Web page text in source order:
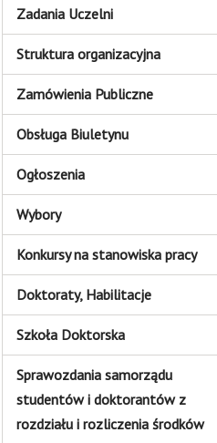
Zadania Uczelni
Struktura organizacyjna
Zamówienia Publiczne
Obsługa Biuletynu
Ogłoszenia
Wybory
Konkursy na stanowiska pracy
Doktoraty, Habilitacje
Szkoła Doktorska
Sprawozdania samorządu
studentów i doktorantów z
rozdziału i rozliczenia środków